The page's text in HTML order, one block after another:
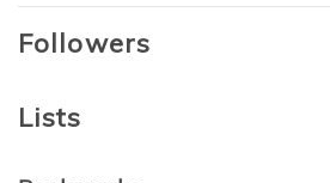
Followers
Lists